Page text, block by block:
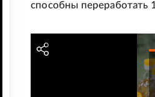
способны переработать